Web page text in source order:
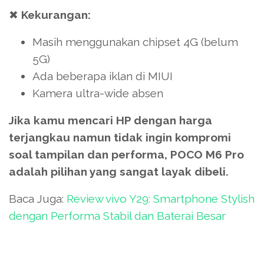
✖ Kekurangan:
Masih menggunakan chipset 4G (belum
5G)
Ada beberapa iklan di MIUI
Kamera ultra-wide absen
Jika kamu mencari HP dengan harga
terjangkau namun tidak ingin kompromi
soal tampilan dan performa, POCO M6 Pro
adalah pilihan yang sangat layak dibeli.
Baca Juga: Review vivo Y29: Smartphone Stylish
dengan Performa Stabil dan Baterai Besar